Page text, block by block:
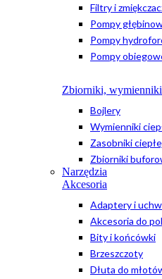
Filtry i
Pompy
Pompy
Pompy
Zbiorniki,
Bojlery
Wymienniki
Zasobniki
Zbiorniki
Narzędzia
Akcesoria
Adaptery i
Akcesoria do
Bity i końcówki
Brzeszczoty
Dłuta do